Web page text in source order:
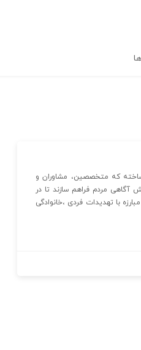
که متخصصین، مشاوران و
آگاهی مردم فراهم سازند تا در
با تهدیدات فردی ،خانوادگی